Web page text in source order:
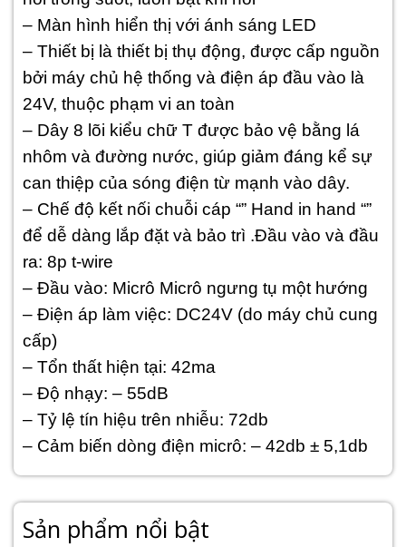
– Màn hình hiển thị với ánh sáng LED
– Thiết bị là thiết bị thụ động, được cấp nguồn
bởi máy chủ hệ thống và điện áp đầu vào là
24V, thuộc phạm vi an toàn
– Dây 8 lõi kiểu chữ T được bảo vệ bằng lá
nhôm và đường nước, giúp giảm đáng kể sự
can thiệp của sóng điện từ mạnh vào dây.
– Chế độ kết nối chuỗi cáp “” Hand in hand “”
để dễ dàng lắp đặt và bảo trì .Đầu vào và đầu
ra: 8p t-wire
– Đầu vào: Micrô Micrô ngưng tụ một hướng
– Điện áp làm việc: DC24V (do máy chủ cung
cấp)
– Tổn thất hiện tại: 42ma
– Độ nhạy: – 55dB
– Tỷ lệ tín hiệu trên nhiễu: 72db
– Cảm biến dòng điện micrô: – 42db ± 5,1db
Sản phẩm nổi bật